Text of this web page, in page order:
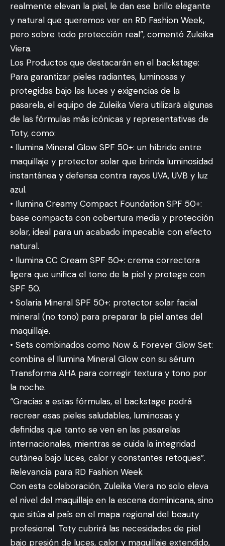
realmente elevan la piel, le dan ese brillo elegante
y natural que queremos ver en RD Fashion Week,
pero sobre todo protección real”, comentó Zuleika
Viera.
Los Productos que destacarán en el backstage:
Para garantizar pieles radiantes, luminosas y
protegidas bajo las luces y exigencias de la
pasarela, el equipo de Zuleika Viera utilizará algunas
de las fórmulas más icónicas y representativas de
Toty, como:
• Ilumina Mineral Glow SPF 50+: un híbrido entre
maquillaje y protector solar que brinda luminosidad
instantánea y defensa contra rayos UVA, UVB y luz
azul.
• Ilumina Creamy Compact Foundation SPF 50+:
base compacta con cobertura media y protección
solar, ideal para un acabado impecable con efecto
natural.
• Ilumina CC Cream SPF 50+: crema correctora
ligera que unifica el tono de la piel y protege con
SPF 50.
• Solaria Mineral SPF 50+: protector solar facial
mineral (no tono) para preparar la piel antes del
maquillaje.
• Sets combinados como Now & Forever Glow Set:
combina el Ilumina Mineral Glow con su sérum
Transforma AHA para corregir textura y tono por
la noche.
“Gracias a estas fórmulas, el backstage podrá
recrear esas pieles saludables, luminosas y
definidas que tanto se ven en las pasarelas
internacionales, mientras se cuida la integridad
cutánea bajo luces, calor y constantes retoques”.
Relevancia para RD Fashion Week
Con esta colaboración, Zuleika Viera no solo eleva
el nivel del maquillaje en la escena dominicana, sino
que sitúa al país en el mapa regional del beauty
profesional. Toty cubrirá las necesidades de piel
bajo presión de luces, calor y maquillaje extendido,